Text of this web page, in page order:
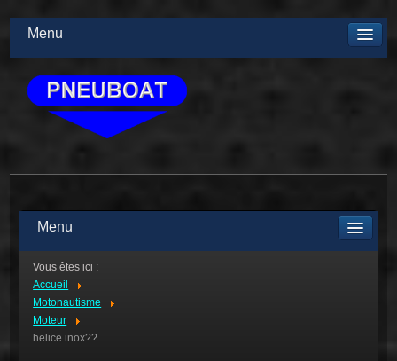
Menu
Menu
Vous êtes ici :
Accueil
Motonautisme
Moteur
helice inox??